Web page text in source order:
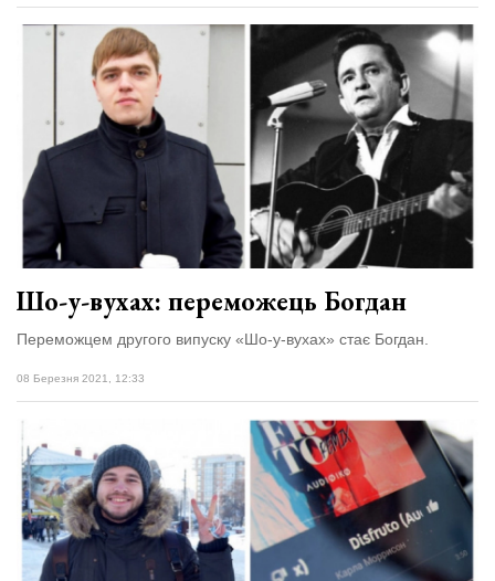
Шо-у-вухах: переможець Богдан
Переможцем другого випуску «Шо-у-вухах» стає Богдан.
08 Березня 2021, 12:33